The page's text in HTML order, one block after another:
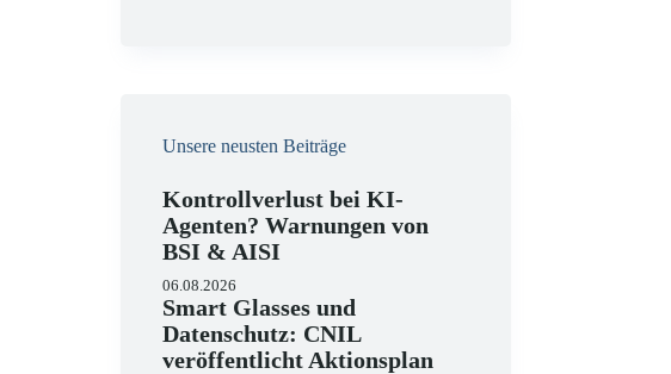
Unsere neusten Beiträge
Kontrollverlust bei KI-
Agenten? Warnungen von
BSI & AISI
06.08.2026
Smart Glasses und
Datenschutz: CNIL
veröffentlicht Aktionsplan